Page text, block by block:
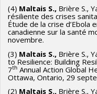
(4) Maltais S., Brière S.,
résiliente des crises
Étude de la crise d’Ebola
canadienne sur la santé
novembre.
(3) Maltais S., Brière S.,
to Resilience: Building
7th Annual Action Global
Ottawa, Ontario, 29
(2) Maltais S., Brière S.,